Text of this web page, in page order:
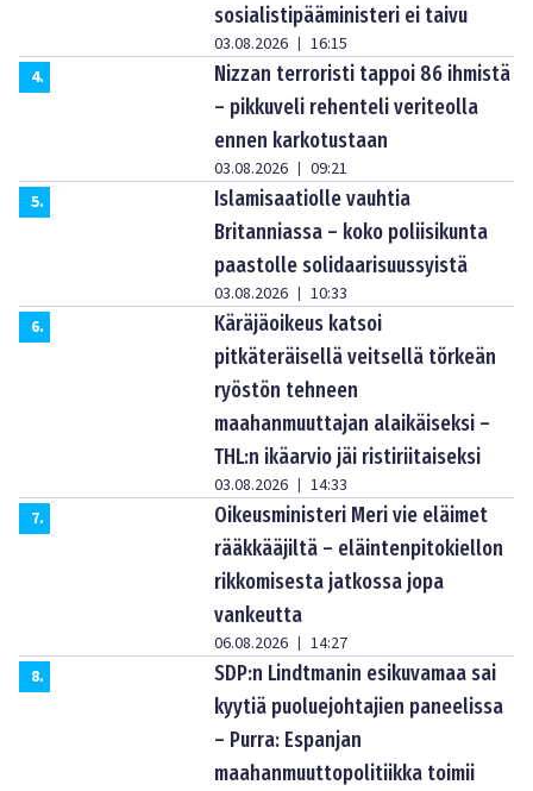
sosialistipääministeri ei taivu
03.08.2026 | 16:15
4.
Nizzan terroristi tappoi 86 ihmistä
– pikkuveli rehenteli veriteolla
ennen karkotustaan
03.08.2026 | 09:21
5.
Islamisaatiolle vauhtia
Britanniassa – koko poliisikunta
paastolle solidaarisuussyistä
03.08.2026 | 10:33
6.
Käräjäoikeus katsoi
pitkäteräisellä veitsellä törkeän
ryöstön tehneen
maahanmuuttajan alaikäiseksi –
THL:n ikäarvio jäi ristiriitaiseksi
03.08.2026 | 14:33
7.
Oikeusministeri Meri vie eläimet
rääkkääjiltä – eläintenpitokiellon
rikkomisesta jatkossa jopa
vankeutta
06.08.2026 | 14:27
8.
SDP:n Lindtmanin esikuvamaa sai
kyytiä puoluejohtajien paneelissa
– Purra: Espanjan
maahanmuuttopolitiikka toimii